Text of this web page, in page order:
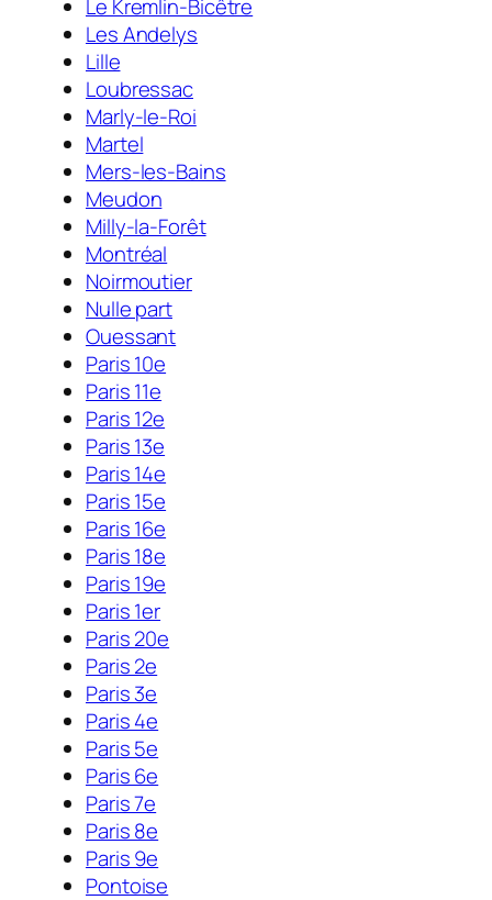
Le Kremlin-Bicêtre
Les Andelys
Lille
Loubressac
Marly-le-Roi
Martel
Mers-les-Bains
Meudon
Milly-la-Forêt
Montréal
Noirmoutier
Nulle part
Ouessant
Paris 10e
Paris 11e
Paris 12e
Paris 13e
Paris 14e
Paris 15e
Paris 16e
Paris 18e
Paris 19e
Paris 1er
Paris 20e
Paris 2e
Paris 3e
Paris 4e
Paris 5e
Paris 6e
Paris 7e
Paris 8e
Paris 9e
Pontoise